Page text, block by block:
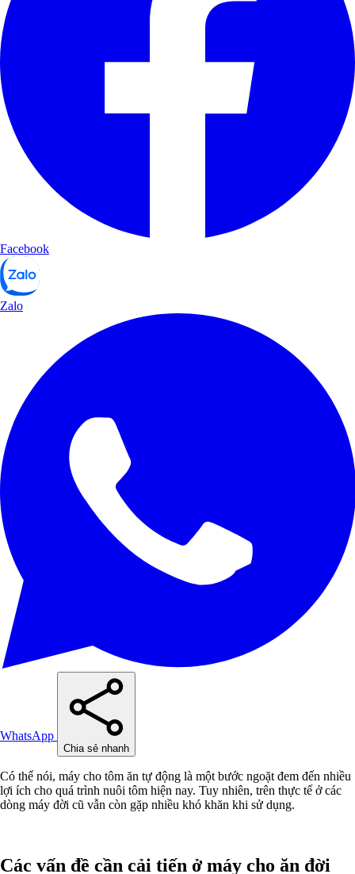
Facebook
Zalo
WhatsApp
Chia sẻ nhanh
Có thể nói, máy cho tôm ăn tự động là một bước ngoặt đem đến nhiều
lợi ích cho quá trình nuôi tôm hiện nay. Tuy nhiên, trên thực tế ở các
dòng máy đời cũ vẫn còn gặp nhiều khó khăn khi sử dụng.
Các vấn đề cần cải tiến ở máy cho ăn đời